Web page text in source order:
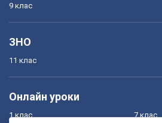
9 клас
ЗНО
11 клас
Онлайн уроки
1 клас 7 клас